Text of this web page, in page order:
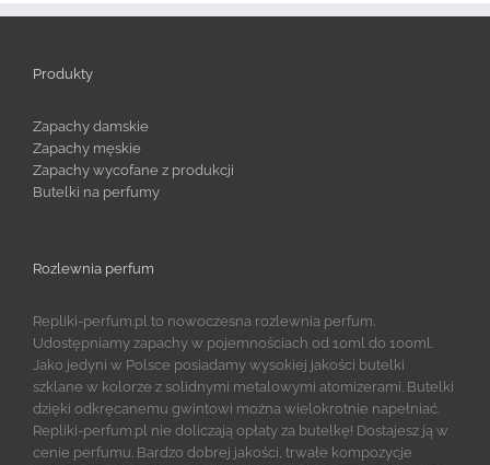
Produkty
Zapachy damskie
Zapachy męskie
Zapachy wycofane z produkcji
Butelki na perfumy
Rozlewnia perfum
Repliki-perfum.pl to nowoczesna rozlewnia perfum.
Udostępniamy zapachy w pojemnościach od 10ml do 100ml.
Jako jedyni w Polsce posiadamy wysokiej jakości butelki
szklane w kolorze z solidnymi metalowymi atomizerami. Butelki
dzięki odkręcanemu gwintowi można wielokrotnie napełniać.
Repliki-perfum.pl nie doliczają opłaty za butelkę! Dostajesz ją w
cenie perfumu. Bardzo dobrej jakości, trwałe kompozycje